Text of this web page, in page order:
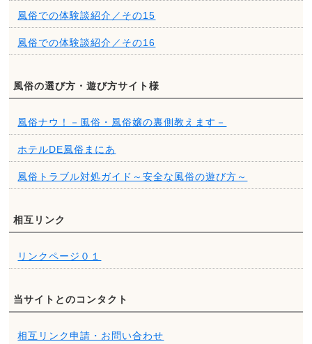
風俗での体験談紹介／その15
風俗での体験談紹介／その16
風俗の選び方・遊び方サイト様
風俗ナウ！－風俗・風俗嬢の裏側教えます－
ホテルDE風俗まにあ
風俗トラブル対処ガイド～安全な風俗の遊び方～
相互リンク
リンクページ０１
当サイトとのコンタクト
相互リンク申請・お問い合わせ